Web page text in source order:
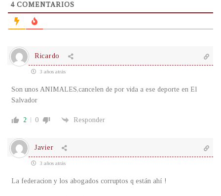
4COMENTARIOS
Ricardo
3 años atrás
Son unos ANIMALES,cancelen de por vida a ese deporte en El
Salvador
2 0 Responder
Javier
3 años atrás
La federacion y los abogados corruptos q están ahí !